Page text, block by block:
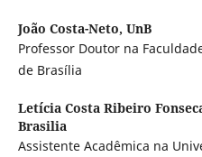
João Costa-Neto, UnB
Professor Doutor na
de Brasília
Letícia Costa Ribeiro
Brasilia
Assistente Acadêmica na